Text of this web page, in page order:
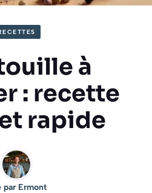
à
: recette
rapide
par Ermont